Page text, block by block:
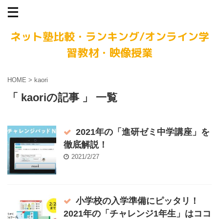
ネット塾比較・ランキング/オンライン学
習教材・映像授業
HOME > kaori
「 kaoriの記事 」 一覧
2021年の「進研ゼミ中学講座」を
徹底解説！
2021/2/27
小学校の入学準備にピッタリ！
2021年の「チャレンジ1年生」はココ